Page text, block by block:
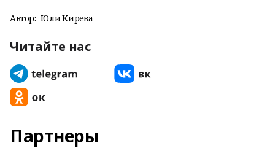
Автор: Юлиә Кирәева
Читайте нас
Партнеры